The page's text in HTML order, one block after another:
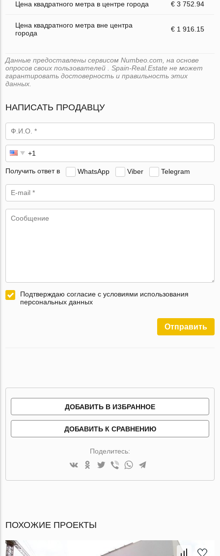
Цена квадратного метра в центре города € 3 752.94
Цена квадратного метра вне центра
города
€ 1 916.15
Данные предоставлены сервисом Numbeo.com, на основе
опросов своих пользователей . Spain-Real.Estate не может
гарантировать достоверность и правильность этих
данных.
НАПИСАТЬ ПРОДАВЦУ
Получить ответ в WhatsApp Viber Telegram
Подтверждаю согласие с условиями использования
персональных данных
Отправить
ДОБАВИТЬ В ИЗБРАННОЕ
ДОБАВИТЬ К СРАВНЕНИЮ
Поделитесь:
ПОХОЖИЕ ПРОЕКТЫ